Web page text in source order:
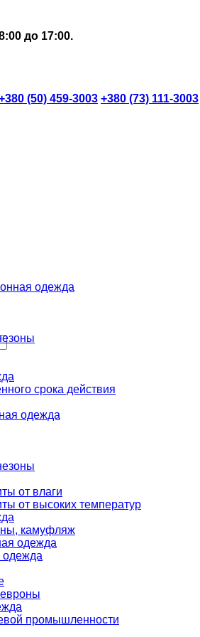
до 17:00.
(50) 459-3003 +380 (73) 111-3003
одежда
срока действия
одежда
от влаги
от высоких температур
камуфляж
одежда
одежда
промышленности